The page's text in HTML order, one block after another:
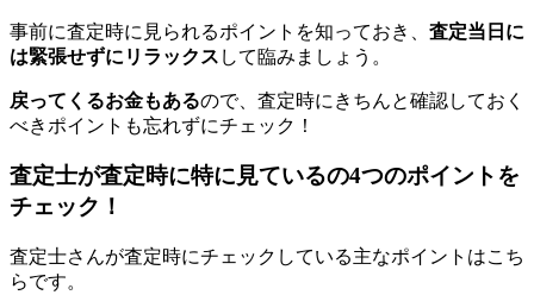
事前に査定時に見られるポイントを知っておき、 査定当日に
は緊張せずにリラックス して臨みましょう。
戻ってくるお金もあるので、査定時にきちんと確認しておく
べきポイントも忘れずにチェック！
査定士が査定時に特に見ているの4つのポイントを
チェック！
査定士さんが査定時にチェックしている主なポイントはこち
らです。